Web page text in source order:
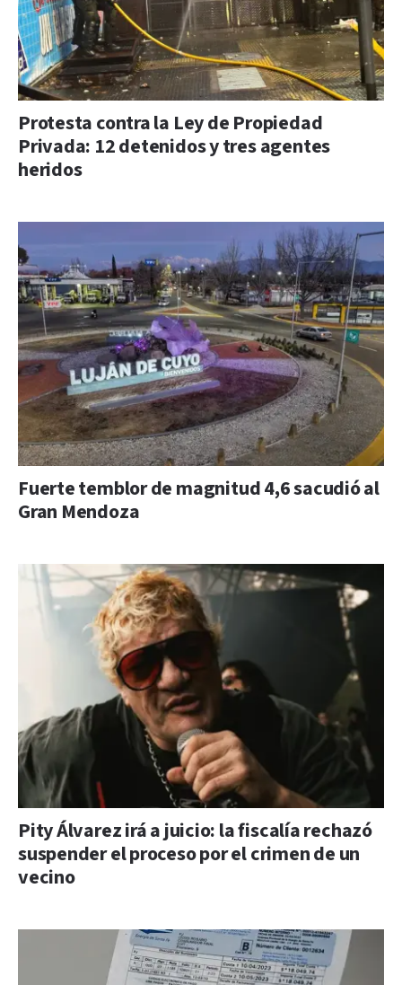
Protesta contra la Ley de Propiedad
Privada: 12 detenidos y tres agentes
heridos
Fuerte temblor de magnitud 4,6 sacudió al
Gran Mendoza
Pity Álvarez irá a juicio: la fiscalía rechazó
suspender el proceso por el crimen de un
vecino